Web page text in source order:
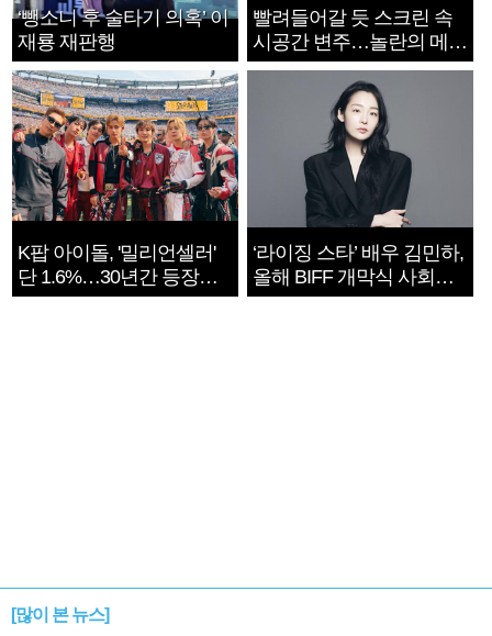
‘뺑소니 후 술타기 의혹’ 이
재룡 재판행
빨려들어갈 듯 스크린 속
시공간 변주…놀란의 메시
지는 ‘전쟁 속죄’
K팝 아이돌, '밀리언셀러'
단 1.6%…30년간 등장
1182개팀 전수조사
‘라이징 스타’ 배우 김민하,
올해 BIFF 개막식 사회자
확정
[많이 본 뉴스]